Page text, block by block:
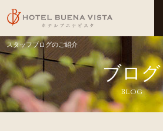
スタッフブログのご紹介
ブログ
Blog